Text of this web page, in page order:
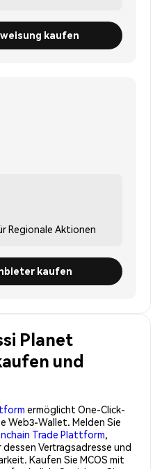
kaufen
Regionale Aktionen
kaufen
Planet
und
ermöglicht One-Click-
Web3-Wallet. Melden Sie
Trade Plattform,
dessen Vertragsadresse und
Kaufen Sie MCOS mit